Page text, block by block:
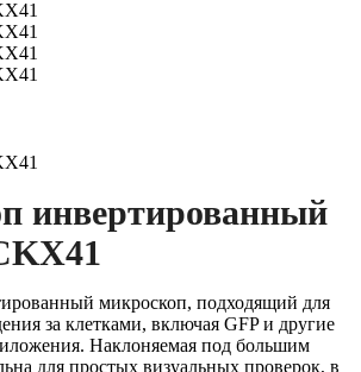
инвертированный
микроскоп, подходящий для
за клетками, включая GFP и другие
Наклоняемая под большим
для простых визуальных проверок, в